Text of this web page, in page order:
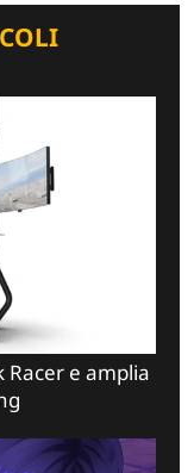
Racer e amplia